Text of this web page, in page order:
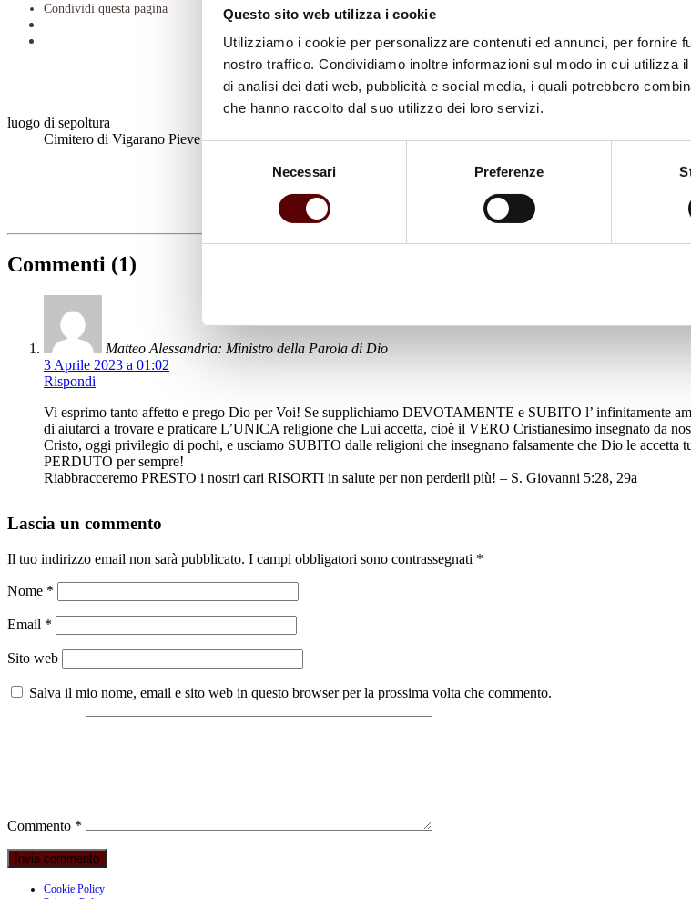
Questo sito web utilizza i cookie
Utilizziamo i cookie per personalizzare contenuti ed annunci, per fornire
nostro traffico. Condividiamo inoltre informazioni sul modo in cui utilizza
di analisi dei dati web, pubblicità e social media, i quali potrebbero
che hanno raccolto dal suo utilizzo dei loro servizi.
Necessari Preferenze
Condividi questa pagina
luogo di sepoltura
Cimitero di Vigarano Pieve
Commenti (1)
Matteo Alessandria: Ministro della Parola di Dio
3 Aprile 2023 a 01:02
Rispondi
Vi esprimo tanto affetto e prego Dio per Voi! Se supplichiamo DEVOTAMENTE e SUBITO l’ infinitamente
di aiutarci a trovare e praticare L’UNICA religione che Lui accetta, cioè il VERO Cristianesimo insegnato da
Cristo, oggi privilegio di pochi, e usciamo SUBITO dalle religioni che insegnano falsamente che Dio le accetta
PERDUTO per sempre!
Riabbracceremo PRESTO i nostri cari RISORTI in salute per non perderli più! – S. Giovanni 5:28, 29a
Lascia un commento
Il tuo indirizzo email non sarà pubblicato. I campi obbligatori sono contrassegnati *
Nome *
Email *
Sito web
Salva il mio nome, email e sito web in questo browser per la prossima volta che commento.
Commento *
Cookie Policy